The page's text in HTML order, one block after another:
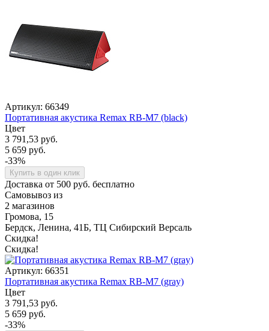
Артикул: 66349
Портативная акустика Remax RB-M7 (black)
Цвет
3 791,53 руб.
5 659 руб.
-33%
Купить в один клик
Доставка от 500 руб. бесплатно
Самовывоз из
2 магазинов
Громова, 15
Бердск, Ленина, 41Б, ТЦ Сибирский Версаль
Скидка!
Скидка!
Артикул: 66351
Портативная акустика Remax RB-M7 (gray)
Цвет
3 791,53 руб.
5 659 руб.
-33%